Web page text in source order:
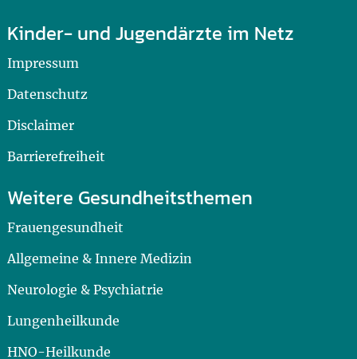
Kinder- und Jugendärzte im Netz
Impressum
Datenschutz
Disclaimer
Barrierefreiheit
Weitere Gesundheitsthemen
Frauengesundheit
Allgemeine & Innere Medizin
Neurologie & Psychiatrie
Lungenheilkunde
HNO-Heilkunde